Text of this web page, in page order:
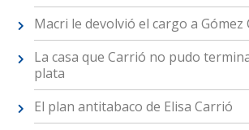
Macri le devolvió el cargo a
La casa que Carrió no pudo
plata
El plan antitabaco de Elisa Carrió